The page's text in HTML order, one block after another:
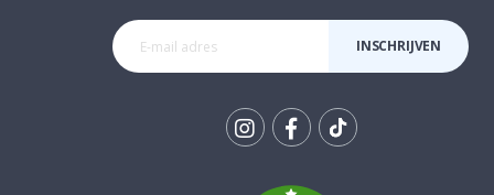
INSCHRIJVEN